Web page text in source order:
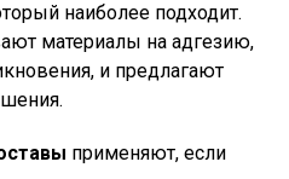
наиболее подходит.
материалы на адгезию,
и предлагают
применяют, если